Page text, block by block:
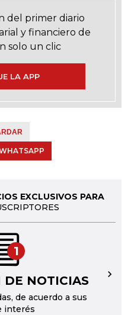
del primer diario
y financiero de
solo un clic
LA APP
EXCLUSIVOS PARA
1
DE NOTICIAS
de acuerdo a sus
interés
→